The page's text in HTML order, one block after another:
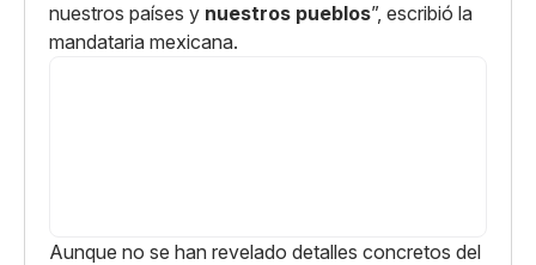
nuestros países y nuestros pueblos”, escribió la
mandataria mexicana.
Aunque no se han revelado detalles concretos del